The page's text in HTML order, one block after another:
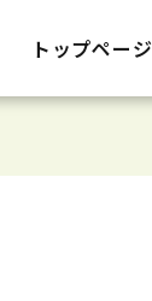
トップページ